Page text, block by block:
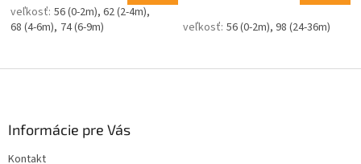
56 (0-2m) 62 (2-4m)
68 (4-6m) 74 (6-9m) 56 (0-2m) 98 (24-36m)
Informácie pre Vás
Kontakt